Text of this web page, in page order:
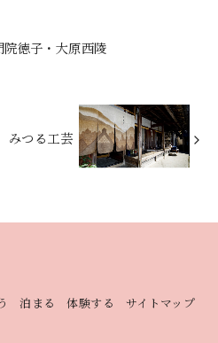
院徳子・大原西陵
みつる工芸
泊まる 体験する サイトマップ